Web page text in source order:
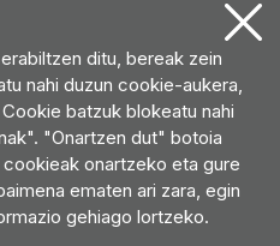
ditu, bereak zein
nahi duzun cookie-aukera,
batzuk blokeatu nahi
"Onartzen dut" botoia
onartzeko eta gure
ematen ari zara, egin
gehiago lortzeko.